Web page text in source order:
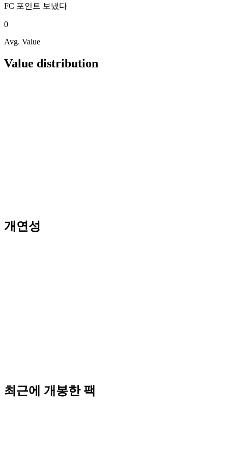
FC 포인트 보냈다
0
Avg. Value
Value distribution
개연성
최근에 개봉한 팩